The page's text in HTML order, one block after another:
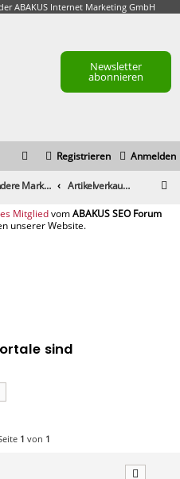
ABAKUS Internet Marketing GmbH
Newsletter
abonnieren
Anmelden
Registrieren
Andere Marketingmaßnahmen und Webpromotion Artikelverkauf - welche Portale sind empfehlenswert ?
Mitglied
sind
1 von 1